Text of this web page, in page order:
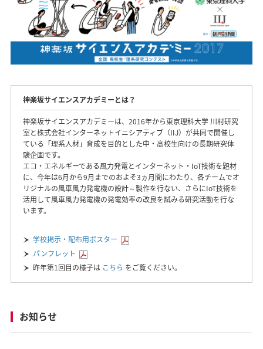
神楽坂サイエンスアカデミーとは？
神楽坂サイエンスアカデミーは、2016年から東京理科大学 川村研究
室と株式会社インターネットイニシアティブ（IIJ）が共同で開催し
ている「理系人材」育成を目的とした中・高校生向けの長期研究体
験企画です。
エコ・エネルギーである風力発電とインターネット・IoT技術を題材
に、今年は6月から9月までのおよそ3ヵ月間にわたり、各チームでオ
リジナルの風車風力発電機の設計～製作を行ない、さらにIoT技術を
活用して風車風力発電機の発電効率の改良を試みる研究活動を行な
います。
学校掲示・配布用ポスター
パンフレット
昨年第1回目の様子は こちら をご覧ください。
お知らせ